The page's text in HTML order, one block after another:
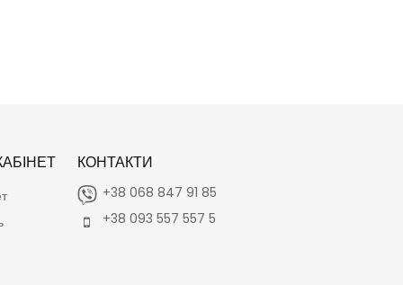
КОНТАКТИ
+38 068 847 91 85
+38 093 557 557 5